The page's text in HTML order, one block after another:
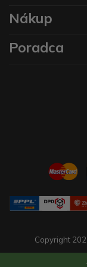
Nákup
Poradca
Copyright